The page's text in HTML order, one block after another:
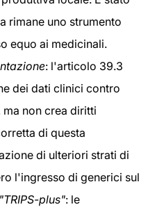
rimane uno strumento
equo ai medicinali.
: l'articolo 39.3
dei dati clinici contro
non crea diritti
di questa
di ulteriori strati di
l'ingresso di generici sul
plus": le